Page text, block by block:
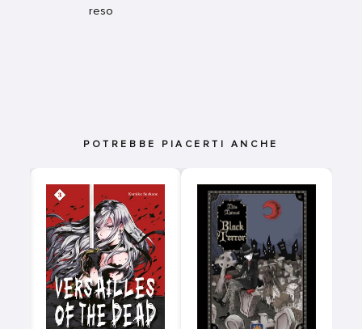
reso
POTREBBE PIACERTI ANCHE